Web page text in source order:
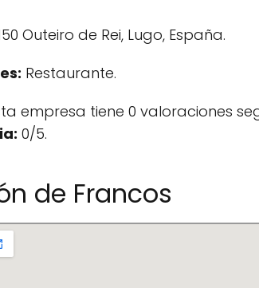
Outeiro de Rei, Lugo, España.
Restaurante.
empresa tiene 0 valoraciones
0/5.
de Francos